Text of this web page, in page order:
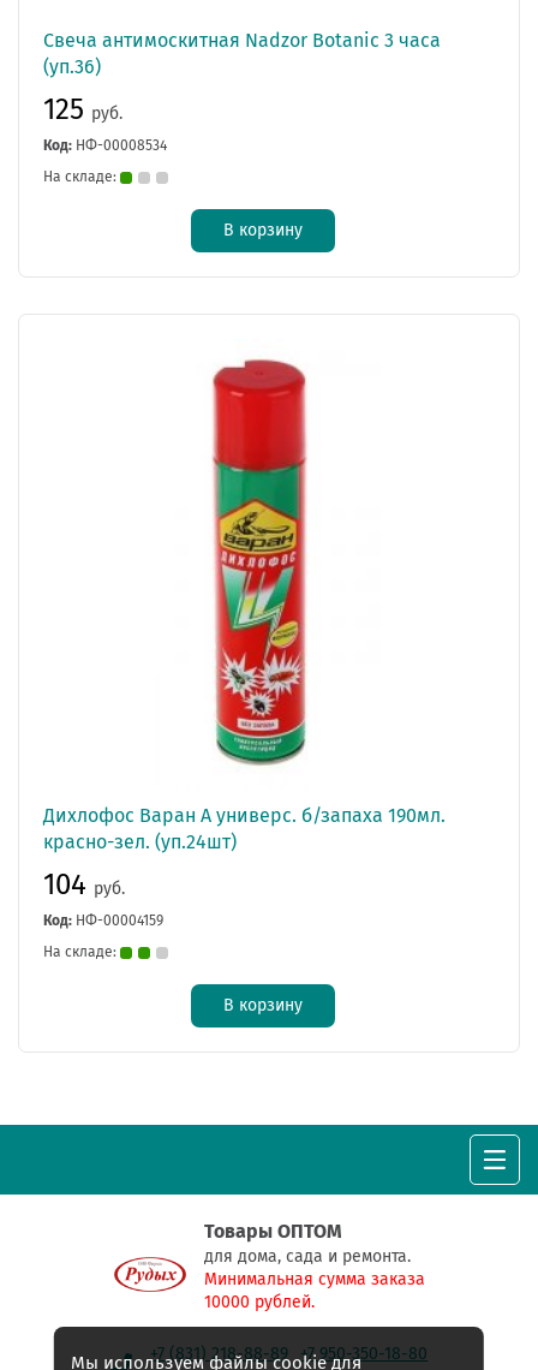
Свеча антимоскитная Nadzor Botanic 3 часа
(уп.36)
125 руб.
Код: НФ-00008534
На складе:
В корзину
Дихлофос Варан А универс. б/запаха 190мл.
красно-зел. (уп.24шт)
104 руб.
Код: НФ-00004159
На складе:
В корзину
Товары ОПТОМ
для дома, сада и ремонта.
Минимальная сумма заказа
10000 рублей.
+7 (831) 218-88-89
+7 950-350-18-80
Мы используем файлы cookie для